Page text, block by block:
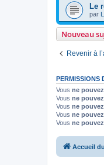
Le
par
Nouveau
Revenir à
PERMISSIONS
Vous ne
Vous ne
Vous ne
Vous ne
Vous ne
Accueil